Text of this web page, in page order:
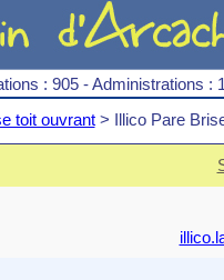
: 905 - Administrations :
toit ouvrant> Illico Pare